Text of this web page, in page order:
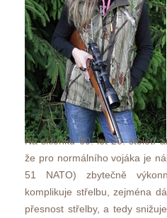
Na sklonku 60. let 20. století
že pro normálního vojáka je
51 NATO) zbytečně
komplikuje střelbu, zejména
přesnost střelby, a tedy